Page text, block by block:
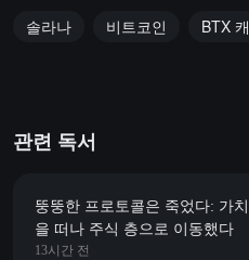
솔라나 비트코인 BTX
관련 독서
뚱뚱한 프로토콜은 죽었다: 가
을 떠나 주식 층으로 이동했다
13시간 전